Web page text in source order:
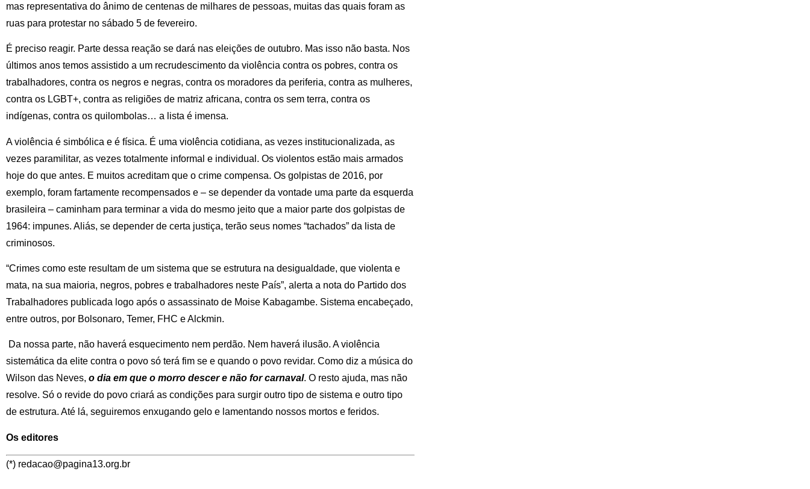
mas representativa do ânimo de centenas de milhares de pessoas, muitas das quais foram as
ruas para protestar no sábado 5 de fevereiro.
É preciso reagir. Parte dessa reação se dará nas eleições de outubro. Mas isso não basta. Nos
últimos anos temos assistido a um recrudescimento da violência contra os pobres, contra os
trabalhadores, contra os negros e negras, contra os moradores da periferia, contra as mulheres,
contra os LGBT+, contra as religiões de matriz africana, contra os sem terra, contra os
indígenas, contra os quilombolas… a lista é imensa.
A violência é simbólica e é física. É uma violência cotidiana, as vezes institucionalizada, as
vezes paramilitar, as vezes totalmente informal e individual. Os violentos estão mais armados
hoje do que antes. E muitos acreditam que o crime compensa. Os golpistas de 2016, por
exemplo, foram fartamente recompensados e – se depender da vontade uma parte da esquerda
brasileira – caminham para terminar a vida do mesmo jeito que a maior parte dos golpistas de
1964: impunes. Aliás, se depender de certa justiça, terão seus nomes “tachados” da lista de
criminosos.
“Crimes como este resultam de um sistema que se estrutura na desigualdade, que violenta e
mata, na sua maioria, negros, pobres e trabalhadores neste País”, alerta a nota do Partido dos
Trabalhadores publicada logo após o assassinato de Moise Kabagambe. Sistema encabeçado,
entre outros, por Bolsonaro, Temer, FHC e Alckmin.
Da nossa parte, não haverá esquecimento nem perdão. Nem haverá ilusão. A violência
sistemática da elite contra o povo só terá fim se e quando o povo revidar. Como diz a música do
Wilson das Neves, o dia em que o morro descer e não for carnaval. O resto ajuda, mas não
resolve. Só o revide do povo criará as condições para surgir outro tipo de sistema e outro tipo
de estrutura. Até lá, seguiremos enxugando gelo e lamentando nossos mortos e feridos.
Os editores
(*) redacao@pagina13.org.br